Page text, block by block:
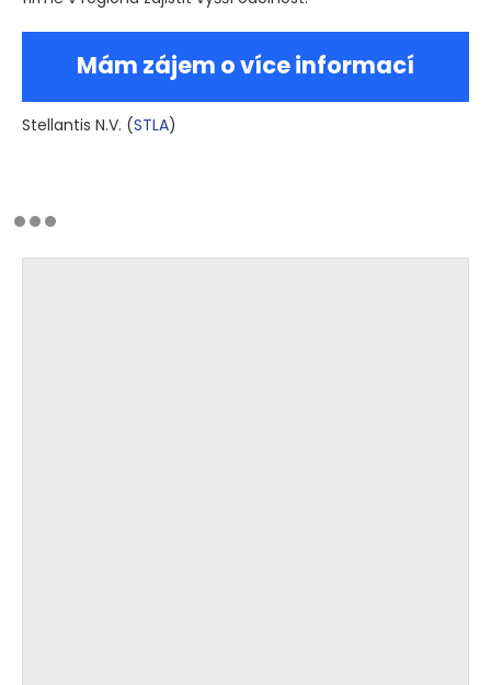
Mám zájem o více informací
Stellantis N.V. (STLA)